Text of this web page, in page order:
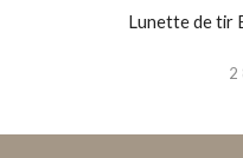
Lunette de tir
2